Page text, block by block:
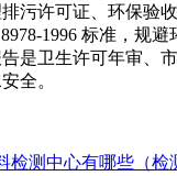
污许可证、环保验
1996 标准，规避
是卫生许可年审、
全。